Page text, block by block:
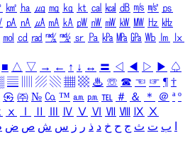
㎢ ㏊ ㎍ ㎎ ㎏ ㏏ ㎈ ㎉ ㏈ ㎧ ㎨ ㎰
㎀ ㎁ ㎂ ㎃ ㎄ ㎺ ㎻ ㎽ ㎾ ㎿ ㎐ ㎑
㏖ ㏅ ㎭ ㎮ ㎯ ㏛ ㎩ ㎪ ㎫ ㎬ ㏝ ㏐
㏓
■ △ ▽ → ← ↑ ↓ ↔ 〓 ◁ ◀ ▷ ▶ ♤
▤ ▨ ▧ ▦ ▩ ♨ ☏ ☎ ☜ ☞ ¶ †
㉿ ㈜ № ㏇ ™ ㏂ ㏘ ℡ ＃ ＆ ＊ ＠ ª º
ⅹ Ⅳ Ⅴ Ⅵ Ⅶ Ⅷ Ⅸ Ⅹ
ب ت ث ج ح خ د ذ ر ز س ش ص ض